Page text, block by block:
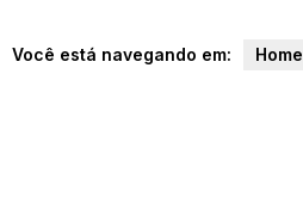
Você está navegando em: Home